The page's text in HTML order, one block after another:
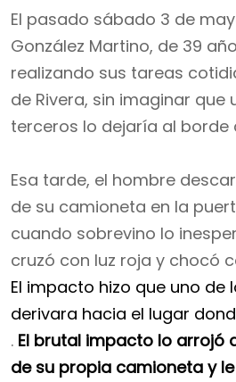
El pasado sábado 3 de
González Martino, de 39
realizando sus tareas
de Rivera, sin imaginar que
terceros lo dejaría al borde
Esa tarde, el hombre
de su camioneta en la
cuando sobrevino lo
cruzó con luz roja y chocó
El impacto hizo que uno de
derivara hacia el lugar
. El brutal impacto lo arrojó
de su propia camioneta y